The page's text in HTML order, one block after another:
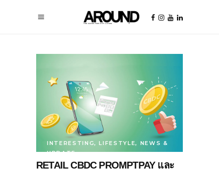
INTERESTING,LIFESTYLE, NEWS &
UPDATE
RETAIL CBDC PROMPTPAY และ